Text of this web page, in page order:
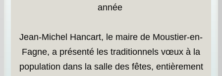
année
Jean-Michel Hancart, le maire de Moustier-en-
Fagne, a présenté les traditionnels vœux à la
population dans la salle des fêtes, entièrement